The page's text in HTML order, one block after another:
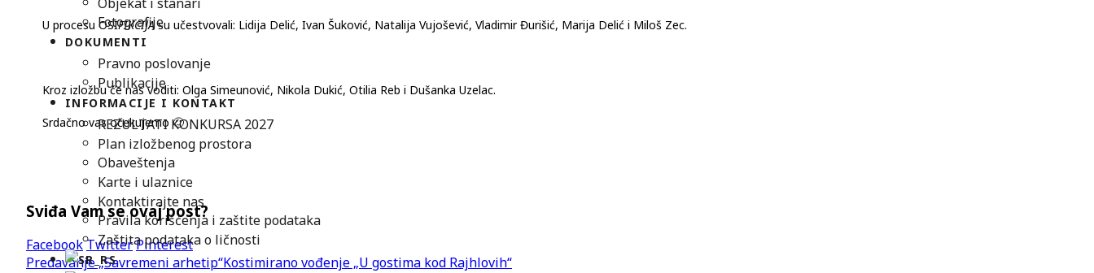
Fotografije
DOKUMENTI
Pravno poslovanje
Publikacije
INFORMACIJE I KONTAKT
REZULTATI KONKURSA 2027
Plan izložbenog prostora
Obaveštenja
Karte i ulaznice
Kontaktirajte nas
Pravila korišćenja i zaštite podataka
Zaštita podataka o ličnosti
U procesu OSIFIKCIJAsu učestvovali: Lidija Delić, Ivan Šuković, Natalija Vujošević, Vladimir Đurišić, Marija Delić i Miloš Zec.
Kroz izložbu će nas voditi: Olga Simeunović, Nikola Dukić, Otilia Reb i Dušanka Uzelac.
Srdačno vas očekujemo 🙂
Sviđa Vam se ovaj post?
FacebookTwitterPinterest
Predavanje „Savremeni arhetip“Kostimirano vođenje „U gostima kod Rajhlovih“